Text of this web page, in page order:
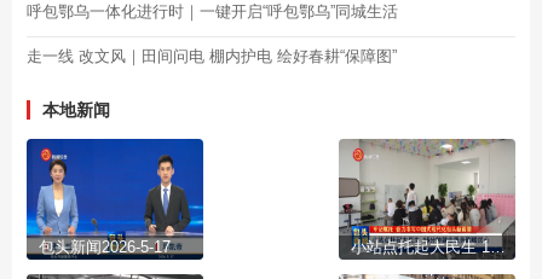
呼包鄂乌一体化进行时｜一键开启“呼包鄂乌”同城生活
走一线 改文风｜田间问电 棚内护电 绘好春耕“保障图”
本地新闻
包头新闻2026-5-17 小站点托起大民生 15分钟就业服务圈暖民心